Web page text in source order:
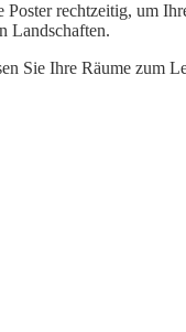
rechtzeitig, um
Landschaften.
Sie Ihre Räume zum